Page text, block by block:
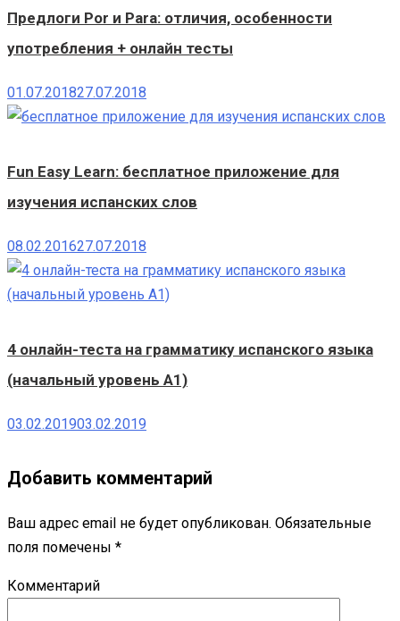
Предлоги Por и Para: отличия, особенности
употребления + онлайн тесты
01.07.201827.07.2018
Fun Easy Learn: бесплатное приложение для
изучения испанских слов
08.02.201627.07.2018
4 онлайн-теста на грамматику испанского языка
(начальный уровень А1)
03.02.201903.02.2019
Добавить комментарий
Ваш адрес email не будет опубликован. Обязательные
поля помечены *
Комментарий